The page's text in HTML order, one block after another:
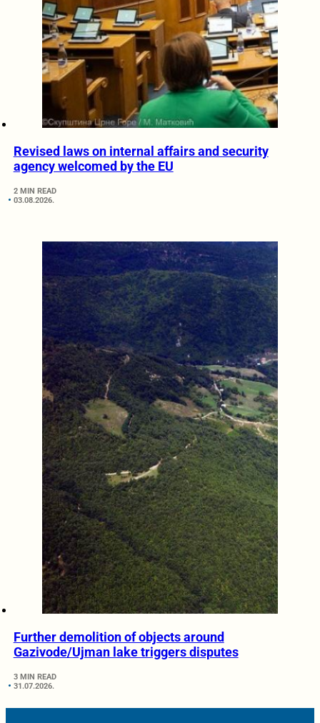
Revised laws on internal affairs and security
agency welcomed by the EU
2 MIN READ
03.08.2026.
Further demolition of objects around
Gazivode/Ujman lake triggers disputes
3 MIN READ
31.07.2026.